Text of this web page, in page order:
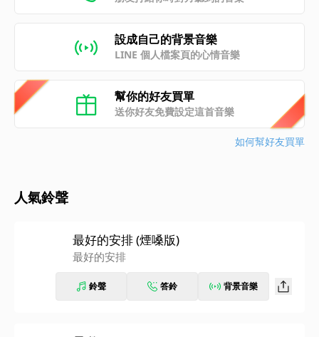
設成自己的背景音樂
LINE 個人檔案頁的心情音樂
幫你的好友買單
送你好友免費設定這首音樂
如何幫好友買單
人氣鈴聲
最好的安排 (煙嗓版)
最好的安排
鈴聲 答鈴 背景音樂